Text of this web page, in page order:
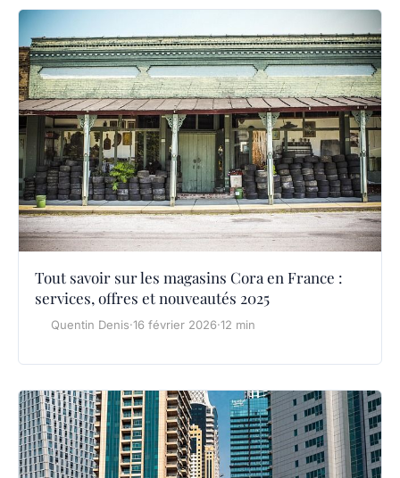
Tout savoir sur les magasins Cora en France :
services, offres et nouveautés 2025
Quentin Denis·16 février 2026·12 min